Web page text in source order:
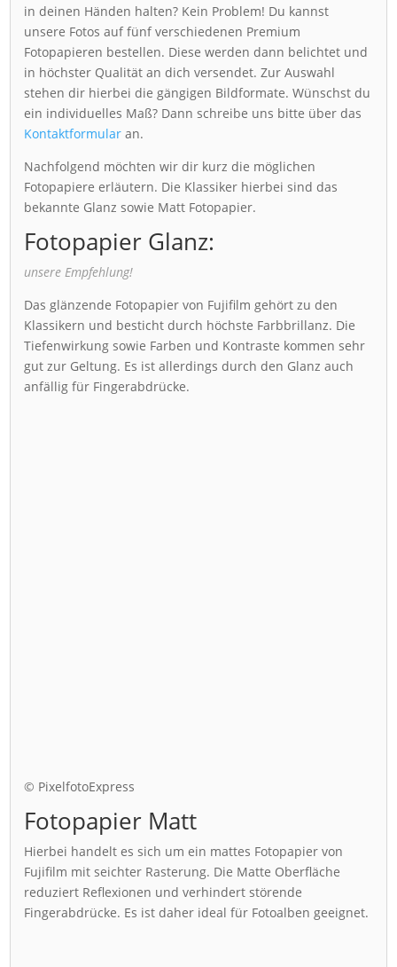
in deinen Händen halten? Kein Problem! Du kannst
unsere Fotos auf fünf verschiedenen Premium
Fotopapieren bestellen. Diese werden dann belichtet und
in höchster Qualität an dich versendet. Zur Auswahl
stehen dir hierbei die gängigen Bildformate. Wünschst du
ein individuelles Maß? Dann schreibe uns bitte über das
Kontaktformular an.
Nachfolgend möchten wir dir kurz die möglichen
Fotopapiere erläutern. Die Klassiker hierbei sind das
bekannte Glanz sowie Matt Fotopapier.
Fotopapier Glanz:
unsere Empfehlung!
Das glänzende Fotopapier von Fujifilm gehört zu den
Klassikern und besticht durch höchste Farbbrillanz. Die
Tiefenwirkung sowie Farben und Kontraste kommen sehr
gut zur Geltung. Es ist allerdings durch den Glanz auch
anfällig für Fingerabdrücke.
© PixelfotoExpress
Fotopapier Matt
Hierbei handelt es sich um ein mattes Fotopapier von
Fujifilm mit seichter Rasterung. Die Matte Oberfläche
reduziert Reflexionen und verhindert störende
Fingerabdrücke. Es ist daher ideal für Fotoalben geeignet.